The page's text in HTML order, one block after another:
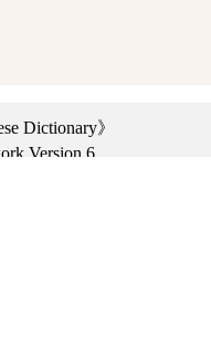
Dictionary》
Version 6